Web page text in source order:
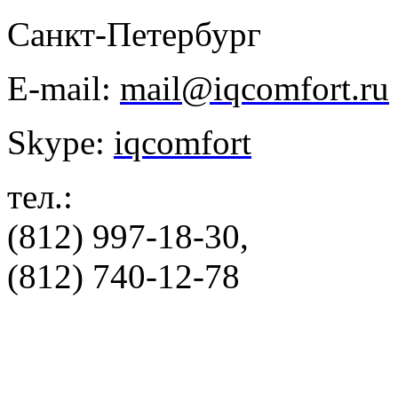
Санкт-Петербург
E-mail: mail@iqcomfort.ru
Skype: iqcomfort
тел.:
(812) 997-18-30,
(812) 740-12-78